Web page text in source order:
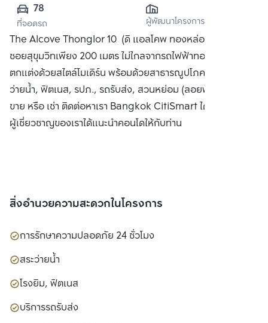
78
ที่จอดรถ ผู้พัฒนาโครงการ
The Alcove Thonglor 10 (ดิ แอลโคพ ทองหล่อ 10) ห่างจาก
ซอยสุขุมวิทเพียง 200 เมตร ไม่ไกลจากรถไฟฟ้าทองหล่อ คอนโด
ตกแต่งด้วยสไตล์โมเดิร์น พร้อมด้วยสาธารณูปโภคครบครัน สระ
ว่ายน้ำ, ฟิตเนส, รปภ., รถรับส่ง, สวนหย่อม (ลอยฟ้า) ได้แก่ ซื้อ
ขาย หรือ เช่า ติดต่อหาเรา Bangkok CitiSmart ได้ทันที เพื่อให้
ผู้เชี่ยวชาญของเราได้แนะนำคอนโดให้กับท่าน
สิ่งอำนวยความสะดวกในโครงการ
การรักษาความปลอดภัย 24 ชั่วโมง
สระว่ายน้ำ
โรงยิม, ฟิตเนส
บริการรถรับส่ง